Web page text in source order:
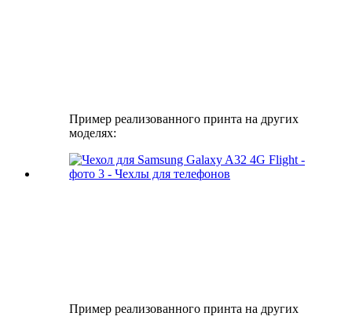
Пример реализованного принта на других
моделях:
Пример реализованного принта на других